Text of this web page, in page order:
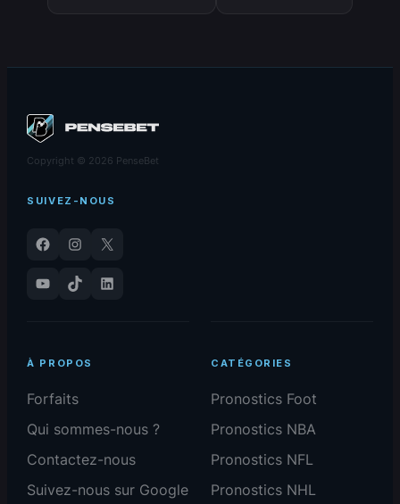
Copyright © 2026 PenseBet
SUIVEZ-NOUS
Facebook Instagram
X
YouTube
TikTok LinkedIn
À PROPOS
Forfaits
Qui sommes-nous ?
Contactez-nous
Suivez-nous sur Google
CATÉGORIES
Pronostics Foot
Pronostics NBA
Pronostics NFL
Pronostics NHL